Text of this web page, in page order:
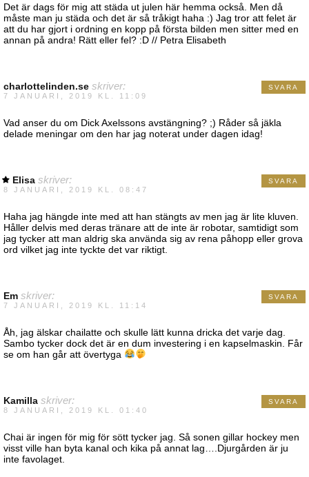
Det är dags för mig att städa ut julen här hemma också. Men då
måste man ju städa och det är så tråkigt haha :) Jag tror att felet är
att du har gjort i ordning en kopp på första bilden men sitter med en
annan på andra! Rätt eller fel? :D // Petra Elisabeth
charlottelinden.se skriver:
7 JANUARI, 2019 KL. 11:09
Vad anser du om Dick Axelssons avstängning? ;) Råder så jäkla
delade meningar om den har jag noterat under dagen idag!
SVARA
Elisa skriver:
8 JANUARI, 2019 KL. 08:47
Haha jag hängde inte med att han stängts av men jag är lite kluven.
Håller delvis med deras tränare att de inte är robotar, samtidigt som
jag tycker att man aldrig ska använda sig av rena påhopp eller grova
ord vilket jag inte tyckte det var riktigt.
SVARA
Em skriver:
7 JANUARI, 2019 KL. 11:14
Åh, jag älskar chailatte och skulle lätt kunna dricka det varje dag.
Sambo tycker dock det är en dum investering i en kapselmaskin. Får
se om han går att övertyga
SVARA
Kamilla skriver:
8 JANUARI, 2019 KL. 01:40
Chai är ingen för mig för sött tycker jag. Så sonen gillar hockey men
visst ville han byta kanal och kika på annat lag….Djurgården är ju
inte favolaget.
SVARA